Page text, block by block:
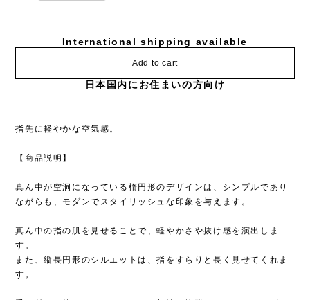
International shipping available
Add to cart
日本国内にお住まいの方向け
指先に軽やかな空気感。
【商品説明】
真ん中が空洞になっている楕円形のデザインは、シンプルであり
ながらも、モダンでスタイリッシュな印象を与えます。
真ん中の指の肌を見せることで、軽やかさや抜け感を演出しま
す。
また、縦長円形のシルエットは、指をすらりと長く見せてくれま
す。